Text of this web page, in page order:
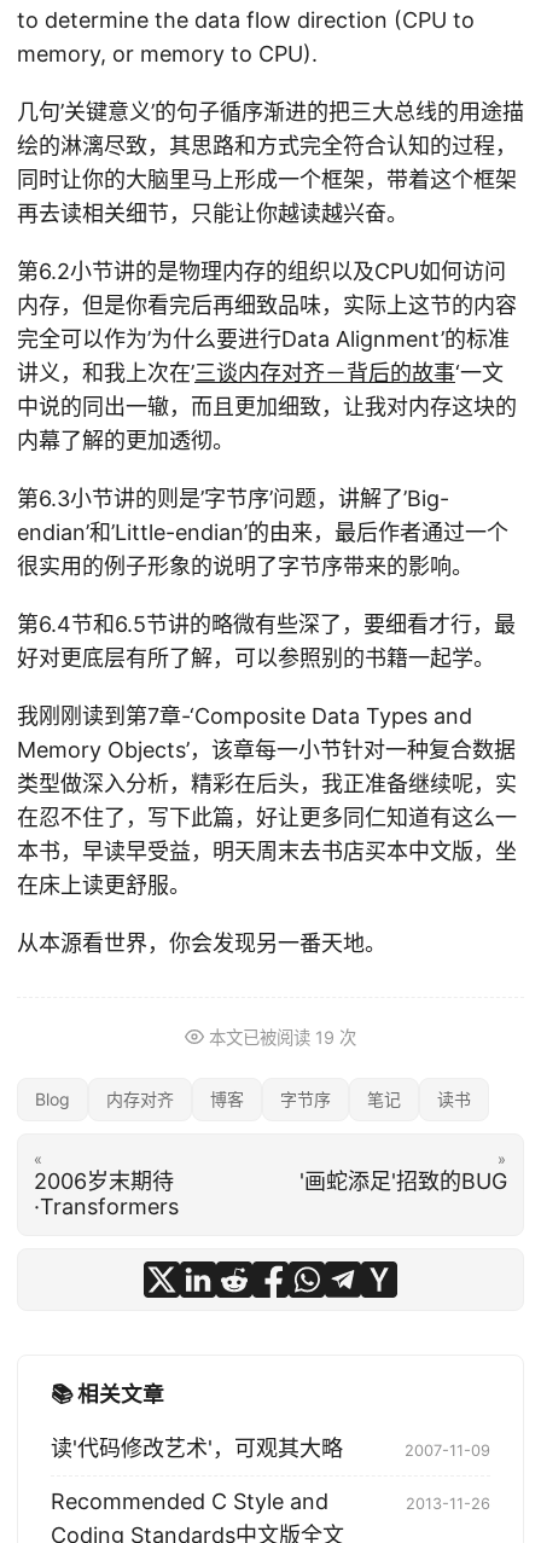
to determine the data flow direction (CPU to
memory, or memory to CPU).
几句’关键意义’的句子循序渐进的把三大总线的用途描
绘的淋漓尽致，其思路和方式完全符合认知的过程，
同时让你的大脑里马上形成一个框架，带着这个框架
再去读相关细节，只能让你越读越兴奋。
第6.2小节讲的是物理内存的组织以及CPU如何访问
内存，但是你看完后再细致品味，实际上这节的内容
完全可以作为’为什么要进行Data Alignment’的标准
讲义，和我上次在’三谈内存对齐－背后的故事‘一文
中说的同出一辙，而且更加细致，让我对内存这块的
内幕了解的更加透彻。
第6.3小节讲的则是’字节序’问题，讲解了’Big-
endian’和’Little-endian’的由来，最后作者通过一个
很实用的例子形象的说明了字节序带来的影响。
第6.4节和6.5节讲的略微有些深了，要细看才行，最
好对更底层有所了解，可以参照别的书籍一起学。
我刚刚读到第7章-‘Composite Data Types and
Memory Objects’，该章每一小节针对一种复合数据
类型做深入分析，精彩在后头，我正准备继续呢，实
在忍不住了，写下此篇，好让更多同仁知道有这么一
本书，早读早受益，明天周末去书店买本中文版，坐
在床上读更舒服。
从本源看世界，你会发现另一番天地。
本文已被阅读 19 次
Blog 内存对齐 博客 字节序 笔记 读书
«
2006岁末期待
·Transformers
»
'画蛇添足'招致的BUG
📚 相关文章
读'代码修改艺术'，可观其大略 2007-11-09
Recommended C Style and
Coding Standards中文版全文
2013-11-26